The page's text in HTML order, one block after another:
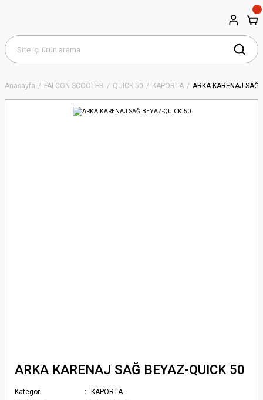
Anasayfa FALCON SCOOTER QUICK 50 KAPORTA ARKA KARENAJ SAĞ
ARKA KARENAJ SAĞ BEYAZ-QUICK 50
Kategori
KAPORTA